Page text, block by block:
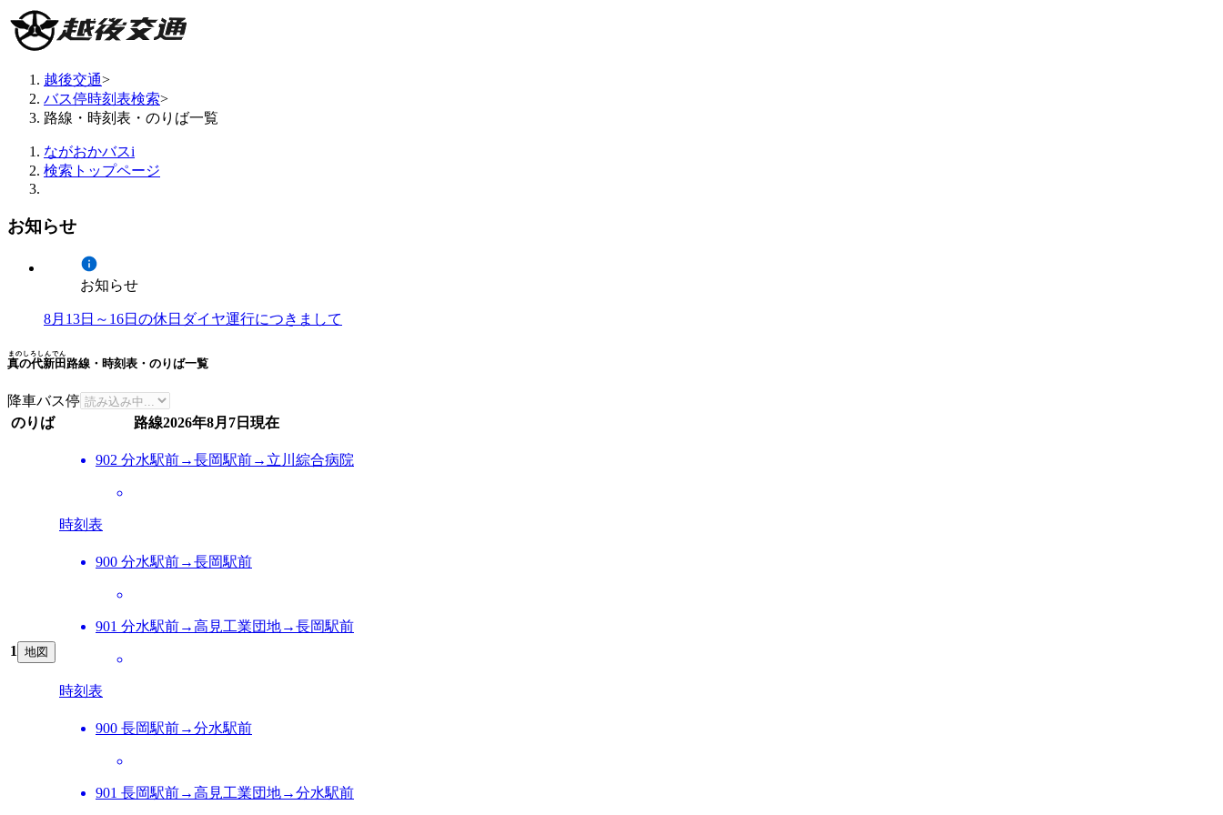
越後交通>
バス停時刻表検索>
路線・時刻表・のりば一覧
ながおかバスi
検索トップページ
お知らせ
お知らせ
8月13日～16日の休日ダイヤ運行につきまして
真の代新田
まのしろしんでん
路線・時刻表・のりば一覧
降車バス停
のりば
路線2026年8月7日 現在
1 地図
902 分水駅前→長岡駅前→立川綜合病院
時刻表
900 分水駅前→長岡駅前
901 分水駅前→高見工業団地→長岡駅前
時刻表
900 長岡駅前→分水駅前
901 長岡駅前→高見工業団地→分水駅前